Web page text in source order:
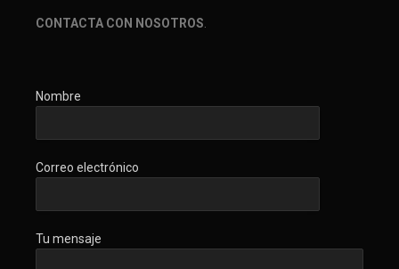
CONTACTA CON NOSOTROS
Nombre
Correo electrónico
Tu mensaje